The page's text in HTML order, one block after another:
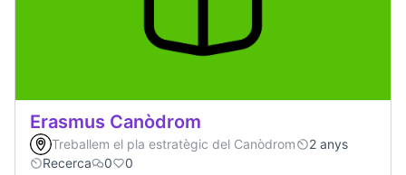
Erasmus Canòdrom
Treballem el pla estratègic del Canòdrom
2 anys
Recerca
0 0